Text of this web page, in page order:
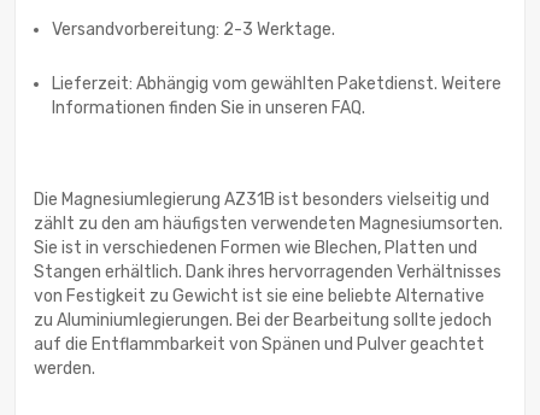
Versandvorbereitung: 2-3 Werktage.
Lieferzeit: Abhängig vom gewählten Paketdienst. Weitere
Informationen finden Sie in unseren FAQ.
Die Magnesiumlegierung AZ31B ist besonders vielseitig und
zählt zu den am häufigsten verwendeten Magnesiumsorten.
Sie ist in verschiedenen Formen wie Blechen, Platten und
Stangen erhältlich. Dank ihres hervorragenden Verhältnisses
von Festigkeit zu Gewicht ist sie eine beliebte Alternative
zu Aluminiumlegierungen. Bei der Bearbeitung sollte jedoch
auf die Entflammbarkeit von Spänen und Pulver geachtet
werden.